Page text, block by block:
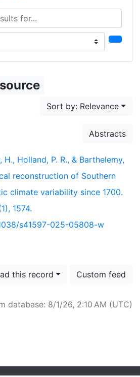
for...
Sort by: Relevance
Abstracts
H., Holland, P. R., & Barthelemy,
reconstruction of Southern
climate variability since 1700.
1574.
s41597-025-05808-w
this record Custom feed
database: 8/1/26, 2:10 AM (UTC)